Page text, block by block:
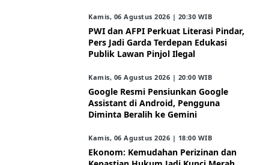
Kamis, 06 Agustus 2026 | 20:30 WIB
PWI dan AFPI Perkuat Literasi Pindar,
Pers Jadi Garda Terdepan Edukasi
Publik Lawan Pinjol Ilegal
Kamis, 06 Agustus 2026 | 20:00 WIB
Google Resmi Pensiunkan Google
Assistant di Android, Pengguna
Diminta Beralih ke Gemini
Kamis, 06 Agustus 2026 | 18:00 WIB
Ekonom: Kemudahan Perizinan dan